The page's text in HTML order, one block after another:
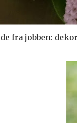
fra jobben: